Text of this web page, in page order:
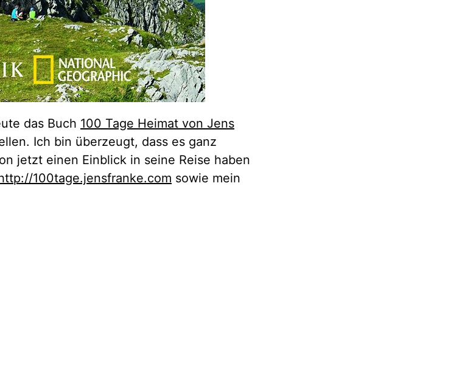
das Buch 100 Tage Heimat von Jens
Ich bin überzeugt, dass es ganz
jetzt einen Einblick in seine Reise haben
100tage.jensfranke.com sowie mein